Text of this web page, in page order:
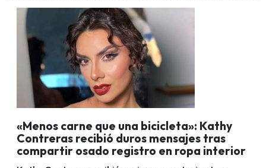
«Menos carne que una bicicleta»: Kathy
Contreras recibió duros mensajes tras
compartir osado registro en ropa interior